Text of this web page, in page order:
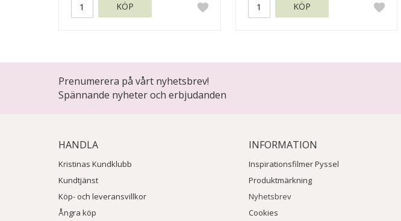
KÖP KÖP
Prenumerera på vårt nyhetsbrev!
Spännande nyheter och erbjudanden
HANDLA
Kristinas Kundklubb
Kundtjänst
Köp- och leveransvillkor
Ångra köp
INFORMATION
Inspirationsfilmer Pyssel
Produktmärkning
Nyhetsbrev
Cookies